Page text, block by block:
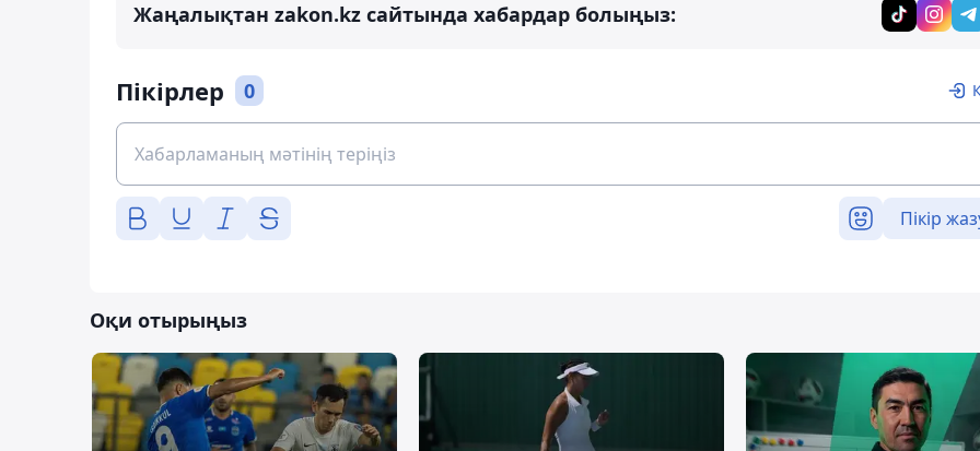
Жаңалықтан zakon.kz сайтында хабардар болыңыз:
Пікірлер 0
Пікір
Оқи отырыңыз